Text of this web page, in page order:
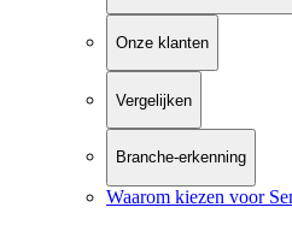
Onze klanten
Vergelijken
Branche-erkenning
Waarom kiezen voor